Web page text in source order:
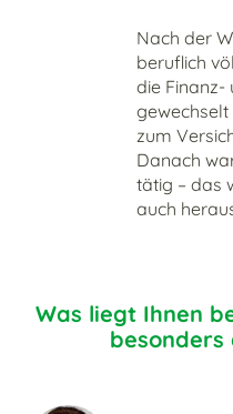
Nach der
beruflich
die Finanz-
zum
Danach
tätig – das
auch
Was liegt Ihnen
besonders